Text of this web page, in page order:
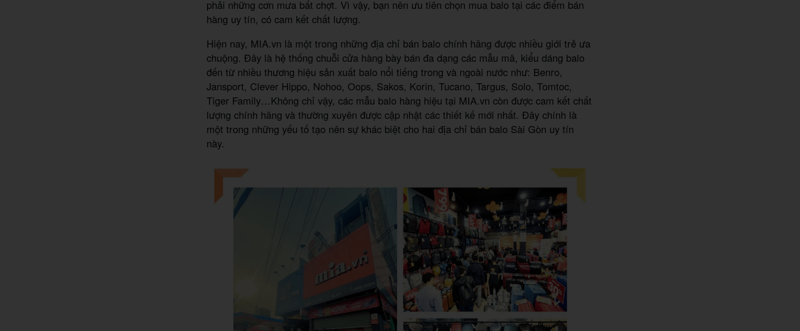
phải những cơn mưa bất chợt. Vì vậy, bạn nên ưu tiên chọn mua balo tại các điểm bán
hàng uy tín, có cam kết chất lượng.
Hiện nay, MIA.vn là một trong những địa chỉ bán balo chính hãng được nhiều giới trẻ ưa
chuộng. Đây là hệ thống chuỗi cửa hàng bày bán đa dạng các mẫu mã, kiểu dáng balo
đến từ nhiều thương hiệu sản xuất balo nổi tiếng trong và ngoài nước như: Benro,
Jansport, Clever Hippo, Nohoo, Oops, Sakos, Korin, Tucano, Targus, Solo, Tomtoc,
Tiger Family…Không chỉ vậy, các mẫu balo hàng hiệu tại MIA.vn còn được cam kết chất
lượng chính hãng và thường xuyên được cập nhật các thiết kế mới nhất. Đây chính là
một trong những yếu tố tạo nên sự khác biệt cho hai địa chỉ bán balo Sài Gòn uy tín
này.